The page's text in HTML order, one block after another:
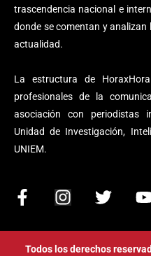
trascendencia nacional e
donde se comentan y
actualidad.
La estructura de
profesionales de la
asociación con periodistas
Unidad de Investigación,
UNIEM.
F
c
e
I
s
t
T
i
t
t
Todos los derechos